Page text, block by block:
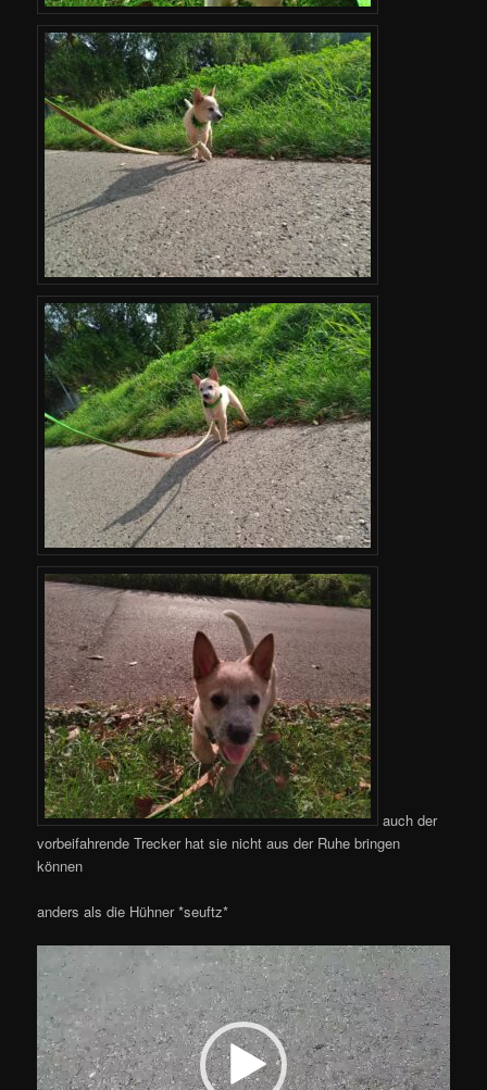
auch der
vorbeifahrende Trecker hat sie nicht aus der Ruhe bringen
können
anders als die Hühner *seuftz*
Video-
Player